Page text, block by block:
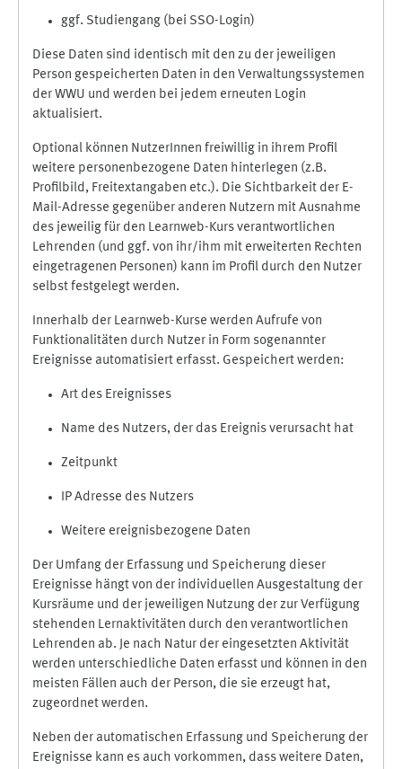
ggf. Studiengang (bei SSO-Login)
Diese Daten sind identisch mit den zu der jeweiligen
Person gespeicherten Daten in den Verwaltungssystemen
der WWU und werden bei jedem erneuten Login
aktualisiert.
Optional können NutzerInnen freiwillig in ihrem Profil
weitere personenbezogene Daten hinterlegen (z.B.
Profilbild, Freitextangaben etc.). Die Sichtbarkeit der E-
Mail-Adresse gegenüber anderen Nutzern mit Ausnahme
des jeweilig für den Learnweb-Kurs verantwortlichen
Lehrenden (und ggf. von ihr/ihm mit erweiterten Rechten
eingetragenen Personen) kann im Profil durch den Nutzer
selbst festgelegt werden.
Innerhalb der Learnweb-Kurse werden Aufrufe von
Funktionalitäten durch Nutzer in Form sogenannter
Ereignisse automatisiert erfasst. Gespeichert werden:
Art des Ereignisses
Name des Nutzers, der das Ereignis verursacht hat
Zeitpunkt
IP Adresse des Nutzers
Weitere ereignisbezogene Daten
Der Umfang der Erfassung und Speicherung dieser
Ereignisse hängt von der individuellen Ausgestaltung der
Kursräume und der jeweiligen Nutzung der zur Verfügung
stehenden Lernaktivitäten durch den verantwortlichen
Lehrenden ab. Je nach Natur der eingesetzten Aktivität
werden unterschiedliche Daten erfasst und können in den
meisten Fällen auch der Person, die sie erzeugt hat,
zugeordnet werden.
Neben der automatischen Erfassung und Speicherung der
Ereignisse kann es auch vorkommen, dass weitere Daten,